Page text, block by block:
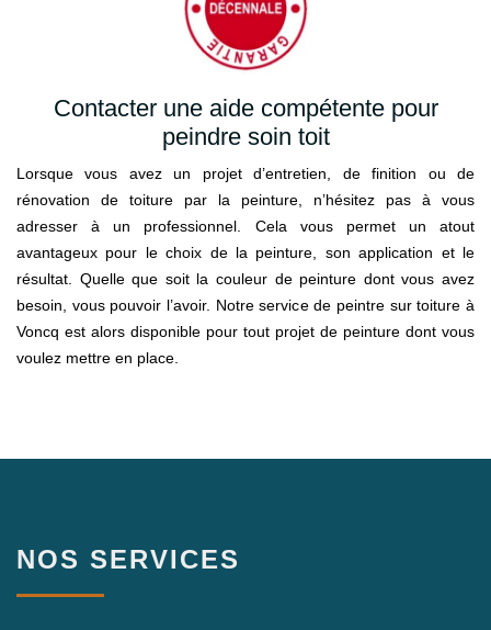
Contacter une aide compétente pour
peindre soin toit
Lorsque vous avez un projet d’entretien, de finition ou de
rénovation de toiture par la peinture, n’hésitez pas à vous
adresser à un professionnel. Cela vous permet un atout
avantageux pour le choix de la peinture, son application et le
résultat. Quelle que soit la couleur de peinture dont vous avez
besoin, vous pouvoir l’avoir. Notre service de peintre sur toiture à
Voncq est alors disponible pour tout projet de peinture dont vous
voulez mettre en place.
NOS SERVICES